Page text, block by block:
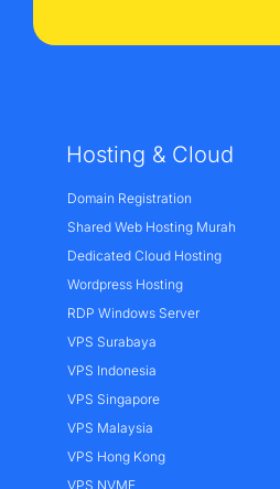
Hosting & Cloud
Domain Registration
Shared Web Hosting Murah
Dedicated Cloud Hosting
Wordpress Hosting
RDP Windows Server
VPS Surabaya
VPS Indonesia
VPS Singapore
VPS Malaysia
VPS Hong Kong
VPS NVME